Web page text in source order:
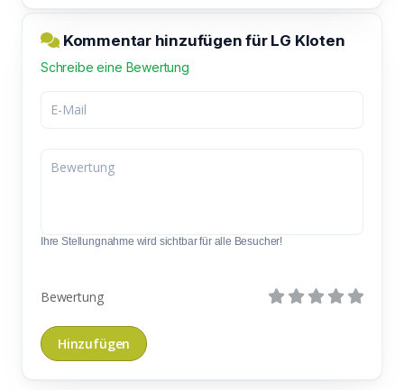
Kommentar hinzufügen für LG Kloten
Schreibe eine Bewertung
Ihre Stellungnahme wird sichtbar für alle Besucher!
Bewertung